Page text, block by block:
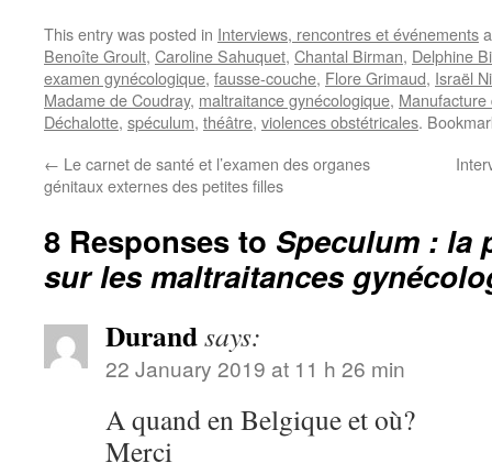
This entry was posted in Interviews, rencontres et événements
Benoîte Groult, Caroline Sahuquet, Chantal Birman, Delphine
examen gynécologique, fausse-couche, Flore Grimaud, Israël
Madame de Coudray, maltraitance gynécologique,
Déchalotte, spéculum, théâtre, violences obstétricales.
← Le carnet de santé et l’examen des organes
génitaux externes des petites filles
8 Responses to Speculum : la
sur les maltraitances
Durandsays:
22 January 2019 at 11 h 26 min
A quand en Belgique et où?
Merci